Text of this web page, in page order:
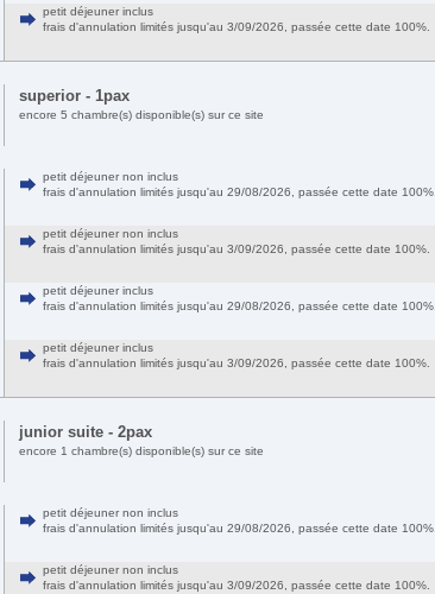
petit déjeuner inclus
frais d'annulation limités jusqu'au 3/09/2026, passée cette date 100%.
superior - 1pax
encore 5 chambre(s) disponible(s) sur ce site
petit déjeuner non inclus
frais d'annulation limités jusqu'au 29/08/2026, passée cette date 100%.
petit déjeuner non inclus
frais d'annulation limités jusqu'au 3/09/2026, passée cette date 100%.
petit déjeuner inclus
frais d'annulation limités jusqu'au 29/08/2026, passée cette date 100%.
petit déjeuner inclus
frais d'annulation limités jusqu'au 3/09/2026, passée cette date 100%.
junior suite - 2pax
encore 1 chambre(s) disponible(s) sur ce site
petit déjeuner non inclus
frais d'annulation limités jusqu'au 29/08/2026, passée cette date 100%.
petit déjeuner non inclus
frais d'annulation limités jusqu'au 3/09/2026, passée cette date 100%.